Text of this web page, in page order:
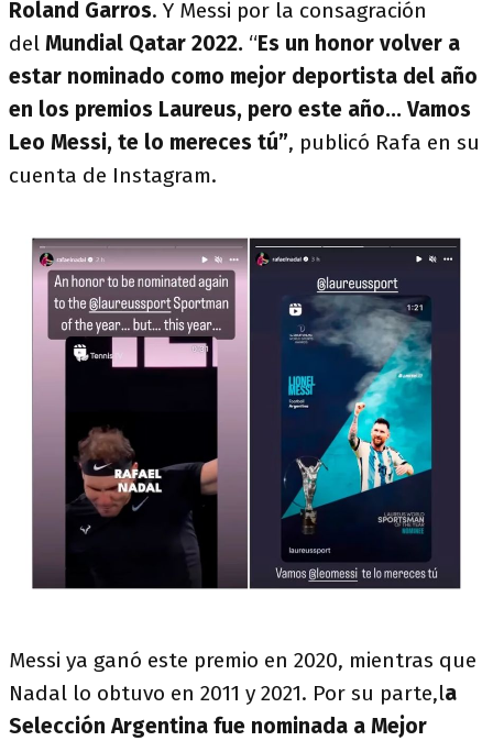
Roland Garros. Y Messi por la consagración
del Mundial Qatar 2022. “Es un honor volver a
estar nominado como mejor deportista del año
en los premios Laureus, pero este año... Vamos
Leo Messi, te lo mereces tú”, publicó Rafa en su
cuenta de Instagram.
Messi ya ganó este premio en 2020, mientras que
Nadal lo obtuvo en 2011 y 2021. Por su parte,la
Selección Argentina fue nominada a Mejor